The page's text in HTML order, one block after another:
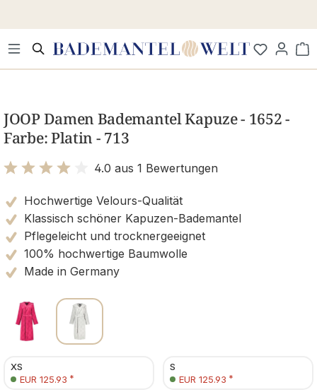
JOOP Damen Bademantel Kapuze - 1652 -
Farbe: Platin - 713
4.0 aus 1 Bewertungen
Hochwertige Velours-Qualität
Klassisch schöner Kapuzen-Bademantel
Pflegeleicht und trocknergeeignet
100% hochwertige Baumwolle
Made in Germany
XS
EUR 125.93 *
S
EUR 125.93 *